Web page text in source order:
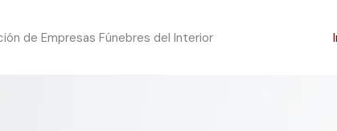
de Empresas Fúnebres del Interior